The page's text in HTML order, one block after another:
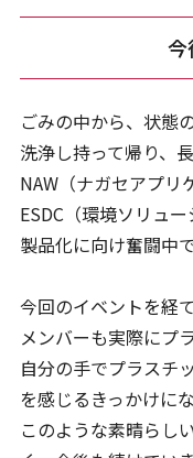
今
ごみの中から、状態
洗浄し持って帰り、
NAW（ナガセアプリ
ESDC（環境ソリュ
製品化に向け奮闘中で
今回のイベントを経
メンバーも実際にプ
自分の手でプラスチ
を感じるきっかけに
このような素晴らし